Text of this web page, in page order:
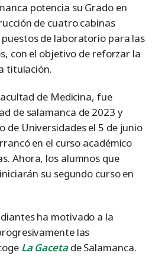
potencia su Grado en
de cuatro cabinas
de laboratorio para las
con el objetivo de reforzar la
titulación.
de Medicina, fue
de salamanca de 2023 y
de Universidades el 5 de junio
en el curso académico
Ahora, los alumnos que
su segundo curso en
ha motivado a la
las
La Gacetade Salamanca.